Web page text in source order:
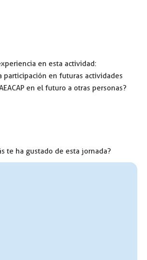
en esta actividad:
participación en futuras actividades
en el futuro a otras personas?
te ha gustado de esta jornada?